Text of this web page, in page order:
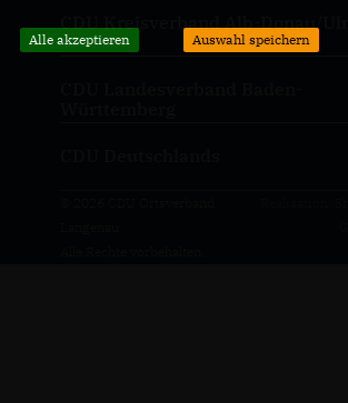
CDU Kreisverband Alb-Donau/Ulm
Alle akzeptieren Auswahl speichern